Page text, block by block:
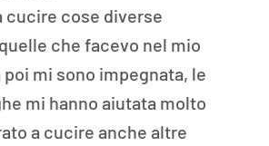
cucire cose diverse
che facevo nel mio
poi mi sono impegnata, le
mi hanno aiutata molto
a cucire anche altre